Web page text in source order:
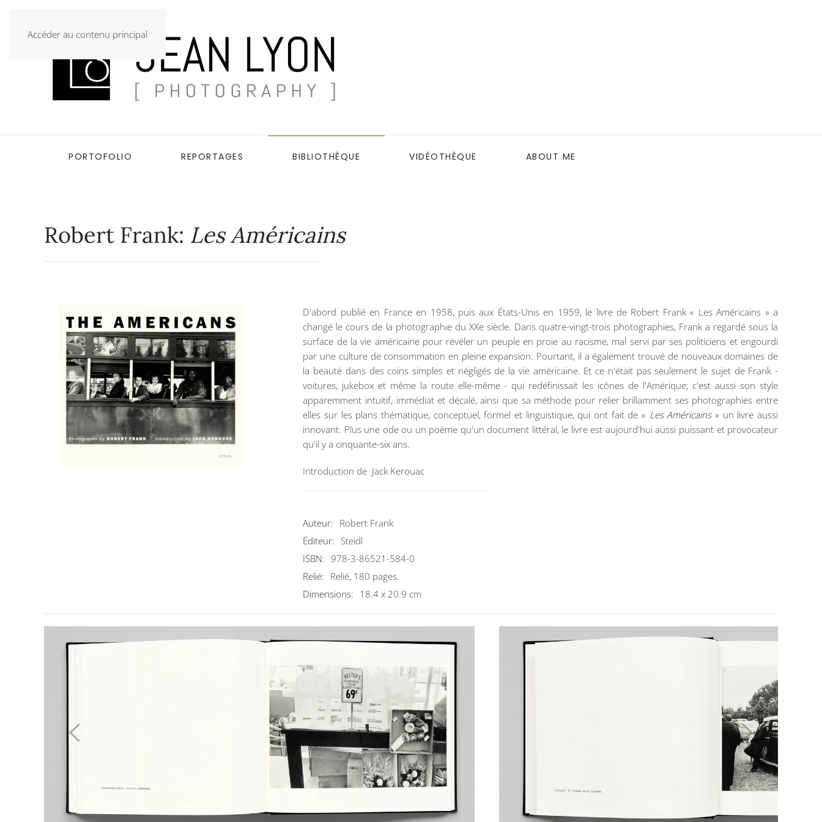
Accéder au contenu principal
PORTOFOLIO REPORTAGES BIBLIOTHÈQUE VIDÉOTHÈQUE ABOUT ME
Robert Frank: Les Américains
D'abord publié en France en 1958, puis aux États-Unis en 1959, le livre de Robert Frank « Les Américains » a
changé le cours de la photographie du XXe siècle. Dans quatre-vingt-trois photographies, Frank a regardé sous la
surface de la vie américaine pour révéler un peuple en proie au racisme, mal servi par ses politiciens et engourdi
par une culture de consommation en pleine expansion. Pourtant, il a également trouvé de nouveaux domaines de
la beauté dans des coins simples et négligés de la vie américaine. Et ce n'était pas seulement le sujet de Frank -
voitures, jukebox et même la route elle-même - qui redéfinissait les icônes de l'Amérique; c'est aussi son style
apparemment intuitif, immédiat et décalé, ainsi que sa méthode pour relier brillamment ses photographies entre
elles sur les plans thématique, conceptuel, formel et linguistique, qui ont fait de « Les Américains» un livre aussi
innovant. Plus une ode ou un poème qu'un document littéral, le livre est aujourd'hui aussi puissant et provocateur
qu'il y a cinquante-six ans.
Introduction de Jack Kerouac
Auteur: Robert Frank
Éditeur: Steidl
ISBN: 978-3-86521-584-0
Relié: Relié, 180 pages.
Dimensions: 18.4 x 20.9 cm